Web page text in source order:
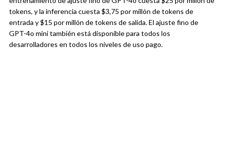
tokens, y la inferencia cuesta $3,75 por millón de tokens de
entrada y $15 por millón de tokens de salida. El ajuste fino de
GPT-4o mini también está disponible para todos los
desarrolladores en todos los niveles de uso pago.